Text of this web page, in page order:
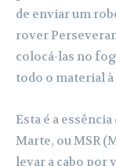
de enviar um
rover
colocá-las no
todo o material à
Esta é a
Marte, ou MSR
levar a cabo por